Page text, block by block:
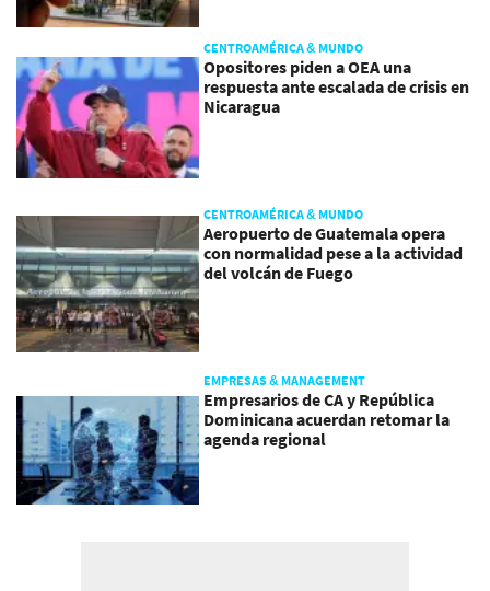
CENTROAMÉRICA & MUNDO
Opositores piden a OEA una
respuesta ante escalada de crisis en
Nicaragua
CENTROAMÉRICA & MUNDO
Aeropuerto de Guatemala opera
con normalidad pese a la actividad
del volcán de Fuego
EMPRESAS & MANAGEMENT
Empresarios de CA y República
Dominicana acuerdan retomar la
agenda regional